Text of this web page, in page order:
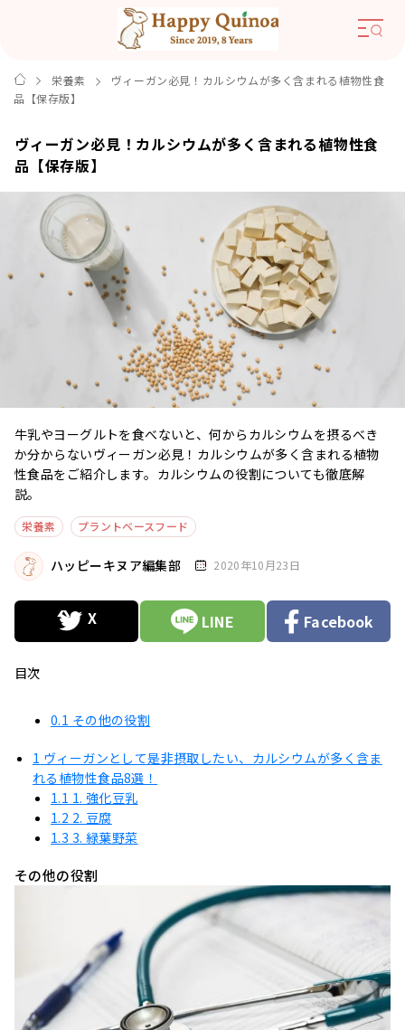
栄養素
ヴィーガン必見！カルシウムが多く含まれる植物性食
品【保存版】
ヴィーガン必見！カルシウムが多く含まれる植物性食
品【保存版】
牛乳やヨーグルトを食べないと、何からカルシウムを摂るべき
か分からないヴィーガン必見！カルシウムが多く含まれる植物
性食品をご紹介します。カルシウムの役割についても徹底解
説。
栄養素 プラントベースフード
ハッピーキヌア編集部 2020年10月23日
LINE Facebook
目次
0.1 その他の役割
1 ヴィーガンとして是非摂取したい、カルシウムが多く含ま
れる植物性食品8選！
1.1 1. 強化豆乳
1.2 2. 豆腐
1.3 3. 緑葉野菜
その他の役割